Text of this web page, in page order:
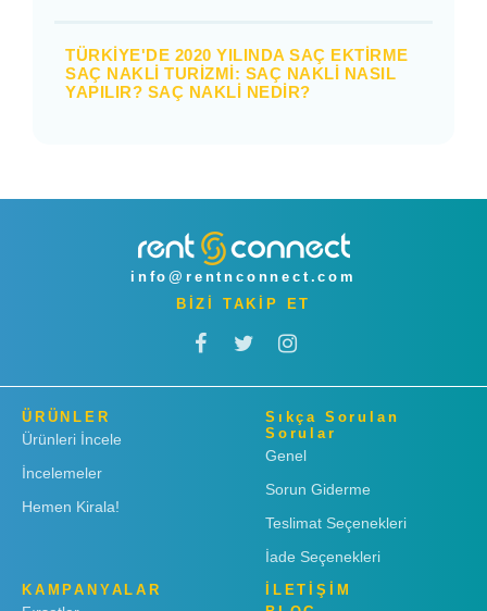
TÜRKIYE'DE 2020 YILINDA SAÇ EKTIRME
SAÇ NAKLI TURIZMI: SAÇ NAKLI NASIL
YAPILIR? SAÇ NAKLI NEDIR?
info@rentnconnect.com
BİZİ TAKİP ET
ÜRÜNLER
Ürünleri İncele
İncelemeler
Hemen Kirala!
Sıkça Sorulan
Sorular
Genel
Sorun Giderme
Teslimat Seçenekleri
İade Seçenekleri
KAMPANYALAR
İLETİŞİM